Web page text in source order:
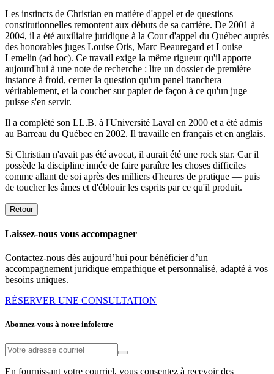
Les instincts de Christian en matière d'appel et de questions
constitutionnelles remontent aux débuts de sa carrière. De 2001 à
2004, il a été auxiliaire juridique à la Cour d'appel du Québec auprès
des honorables juges Louise Otis, Marc Beauregard et Louise
Lemelin (ad hoc). Ce travail exige la même rigueur qu'il apporte
aujourd'hui à une note de recherche : lire un dossier de première
instance à froid, cerner la question qu'un panel tranchera
véritablement, et la coucher sur papier de façon à ce qu'un juge
puisse s'en servir.
Il a complété son LL.B. à l'Université Laval en 2000 et a été admis
au Barreau du Québec en 2002. Il travaille en français et en anglais.
Si Christian n'avait pas été avocat, il aurait été une rock star. Car il
possède la discipline innée de faire paraître les choses difficiles
comme allant de soi après des milliers d'heures de pratique — puis
de toucher les âmes et d'éblouir les esprits par ce qu'il produit.
Retour
Laissez-nous vous accompagner
Contactez-nous dès aujourd’hui pour bénéficier d’un
accompagnement juridique empathique et personnalisé, adapté à vos
besoins uniques.
RÉSERVER UNE CONSULTATION
Abonnez-vous à notre infolettre
En fournissant votre courriel, vous consentez à recevoir des